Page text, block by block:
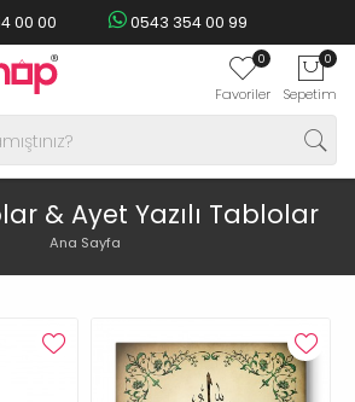
00 00 0543 354 00 99
0
Favoriler
0
Sepetim
& Ayet Yazılı Tablolar
Ana Sayfa